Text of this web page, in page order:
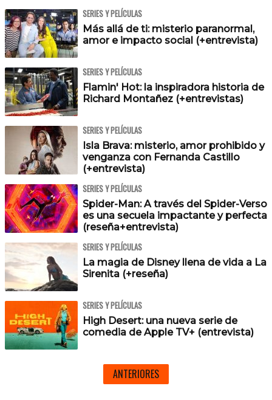
SERIES Y PELÍCULAS
Más allá de ti: misterio paranormal,
amor e impacto social (+entrevista)
SERIES Y PELÍCULAS
Flamin' Hot: la inspiradora historia de
Richard Montañez (+entrevistas)
SERIES Y PELÍCULAS
Isla Brava: misterio, amor prohibido y
venganza con Fernanda Castillo
(+entrevista)
SERIES Y PELÍCULAS
Spider-Man: A través del Spider-Verso
es una secuela impactante y perfecta
(reseña+entrevista)
SERIES Y PELÍCULAS
La magia de Disney llena de vida a La
Sirenita (+reseña)
SERIES Y PELÍCULAS
High Desert: una nueva serie de
comedia de Apple TV+ (entrevista)
ANTERIORES